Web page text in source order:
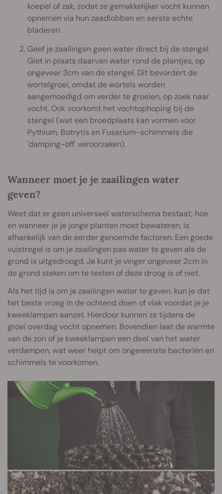
koepel of zak, zodat ze gemakkelijker vocht kunnen
opnemen via hun zaadlobben en eerste echte
bladeren.
Geef je zaailingen geen water direct bij de stengel.
Giet in plaats daarvan water rond de plantjes, op
ongeveer 3cm van de stengel. Dit bevordert de
wortelgroei, omdat de wortels worden
aangemoedigd om verder te groeien, op zoek naar
vocht. Ook voorkomt het vochtophoping bij de
stengel (wat een broedplaats kan vormen voor
Pythium, Botrytis en Fusarium-schimmels die
'damping-off' veroorzaken).
Wanneer moet je je zaailingen water
geven?
Weet dat er geen universeel waterschema bestaat; hoe
en wanneer je je jonge planten moet bewateren, is
afhankelijk van de eerder genoemde factoren. Een goede
vuistregel is om je zaailingen pas water te geven als de
grond is uitgedroogd. Je kunt je vinger ongeveer 2cm in
de grond steken om te testen of deze droog is of niet.
Als het tijd is om je zaailingen water te geven, kun je dat
het beste vroeg in de ochtend doen of vlak voordat je je
kweeklampen aanzet. Hierdoor kunnen ze tijdens de
groei overdag vocht opnemen. Bovendien laat de warmte
van de zon of je kweeklampen een deel van het water
verdampen, wat weer helpt om ongewenste bacteriën en
schimmels te voorkomen.